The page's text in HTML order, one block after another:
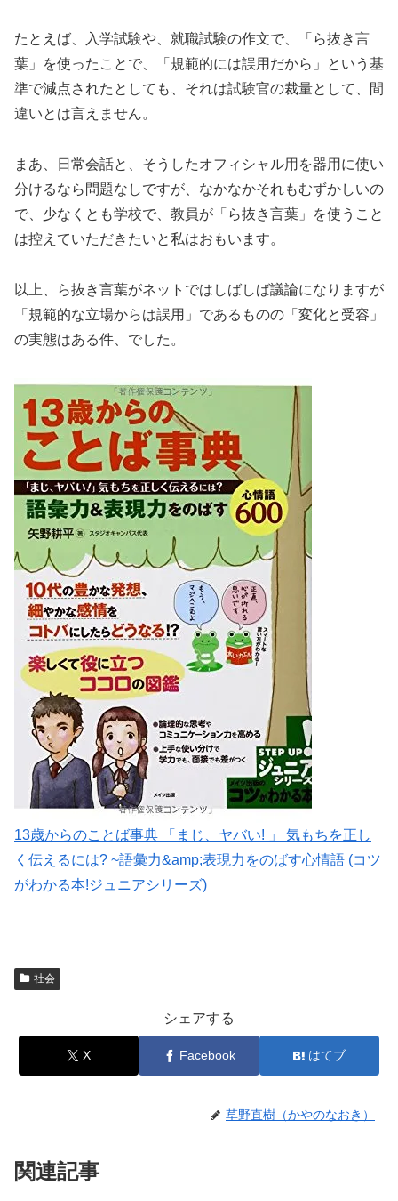
たとえば、入学試験や、就職試験の作文で、「ら抜き言
葉」を使ったことで、「規範的には誤用だから」という基
準で減点されたとしても、それは試験官の裁量として、間
違いとは言えません。
まあ、日常会話と、そうしたオフィシャル用を器用に使い
分けるなら問題なしですが、なかなかそれもむずかしいの
で、少なくとも学校で、教員が「ら抜き言葉」を使うこと
は控えていただきたいと私はおもいます。
以上、ら抜き言葉がネットではしばしば議論になりますが
「規範的な立場からは誤用」であるものの「変化と受容」
の実態はある件、でした。
13歳からのことば事典 「まじ、ヤバい! 」 気もちを正し
く伝えるには? ~語彙力&amp;表現力をのばす心情語 (コツ
がわかる本!ジュニアシリーズ)
社会
シェアする
X Facebook はてブ
草野直樹（かやのなおき）
関連記事